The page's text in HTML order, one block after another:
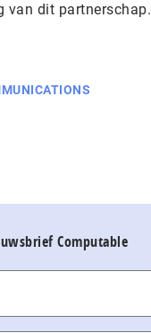
van dit partnerschap.
Computable